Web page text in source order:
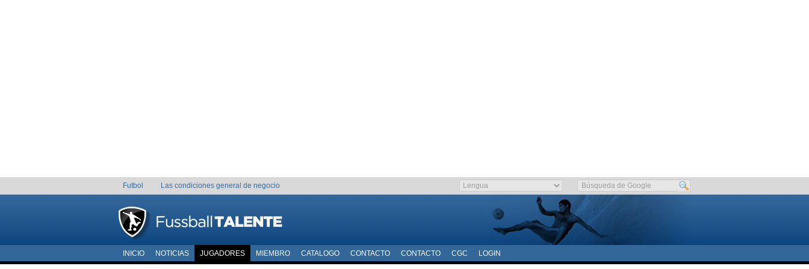
Futbol Las condiciones general de negocio
INICIO NOTICIAS JUGADORES MIEMBRO CATALOGO CONTACTO CONTACTO CGC LOGIN